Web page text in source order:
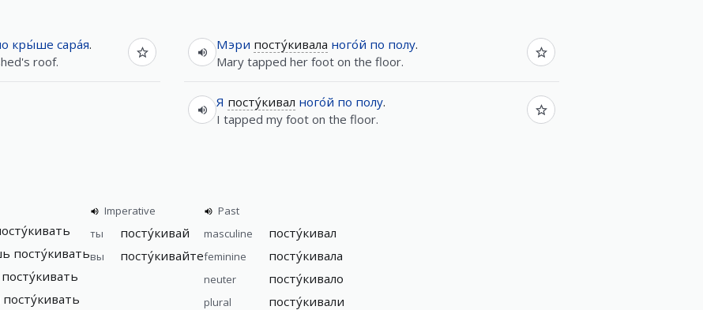
кры́ше сара́я.
roof.
Мэри посту́кивала ного́й по полу.
Mary tapped her foot on the floor.
Я посту́кивал ного́й по полу.
I tapped my foot on the floor.
посту́кивать
Imperative
ты
посту́кивай
вы посту́кивайте
Past
masculine
посту́кивал
feminine посту́кивала
neuter посту́кивало
plural посту́кивали